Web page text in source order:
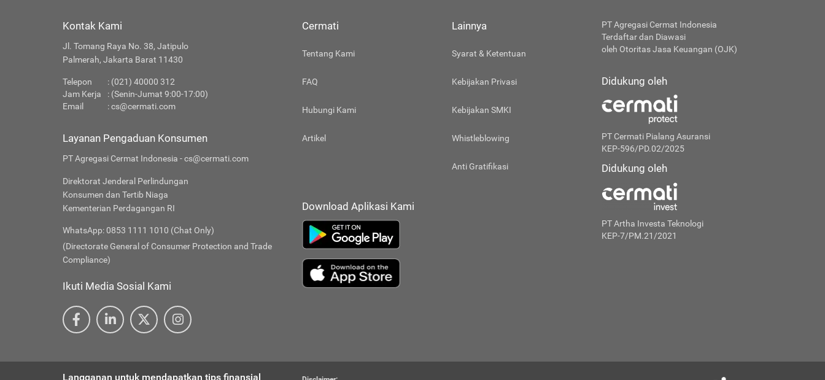
Kontak Kami
Jl. Tomang Raya No. 38, Jatipulo
Palmerah, Jakarta Barat 11430
Telepon
: (021) 40000 312
Jam Kerja
: (Senin-Jumat 9:00-17:00)
Email
:cs@cermati.com
Layanan Pengaduan Konsumen
PT Agregasi Cermat Indonesia - cs@cermati.com
Direktorat Jenderal Perlindungan
Konsumen dan Tertib Niaga
Kementerian Perdagangan RI
WhatsApp: 0853 1111 1010 (Chat Only)
(Directorate General of Consumer Protection and Trade
Compliance)
Ikuti Media Sosial Kami
Cermati
Tentang Kami
FAQ
Hubungi Kami
Artikel
Lainnya
Syarat & Ketentuan
Kebijakan Privasi
Kebijakan SMKI
Whistleblowing
Anti Gratifikasi
Download Aplikasi Kami
PT Agregasi Cermat Indonesia
Terdaftar dan Diawasi
oleh Otoritas Jasa Keuangan (OJK)
Didukung oleh
PT Cermati Pialang Asuransi
KEP-596/PD.02/2025
Didukung oleh
PT Artha Investa Teknologi
KEP-7/PM.21/2021
Langganan untuk mendapatkan tips finansial